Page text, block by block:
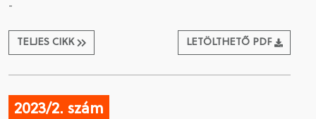
-
TELJES CIKK LETÖLTHETŐ PDF
2023/2. szám